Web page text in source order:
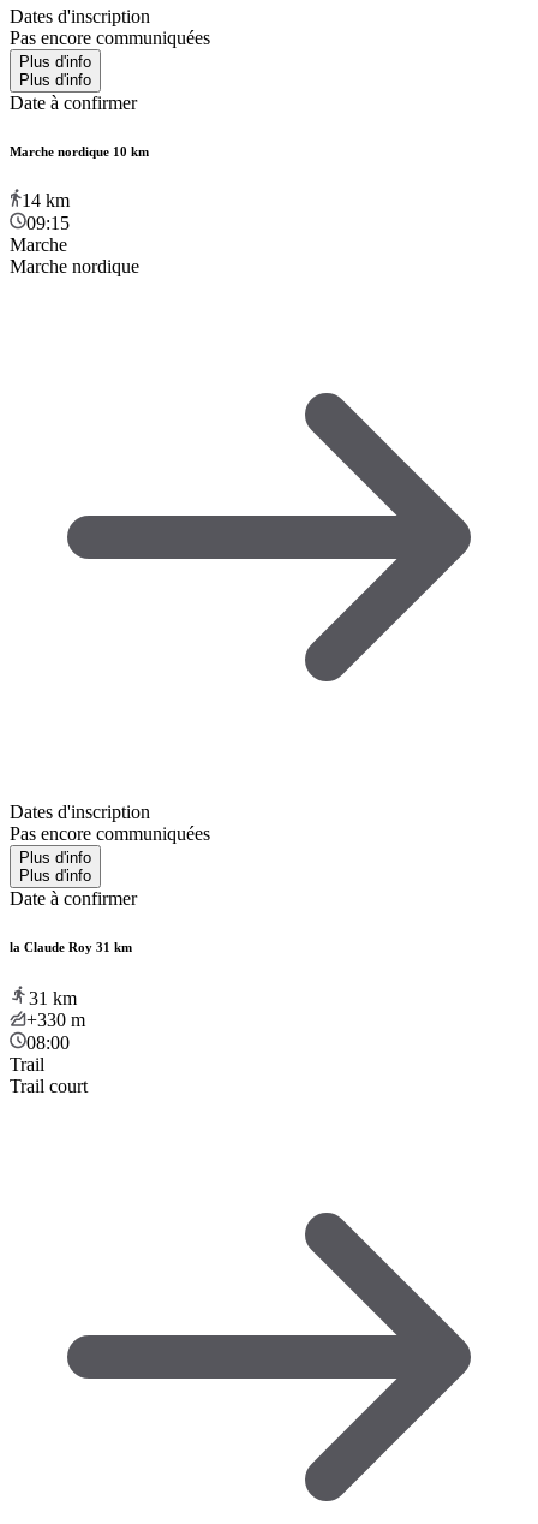
Dates d'inscription
Pas encore communiquées
Plus d'info
Plus d'info
Date à confirmer
Marche nordique 10 km
14 km
09:15
Marche
Marche nordique
Dates d'inscription
Pas encore communiquées
Plus d'info
Plus d'info
Date à confirmer
la Claude Roy 31 km
31 km
+330 m
08:00
Trail
Trail court